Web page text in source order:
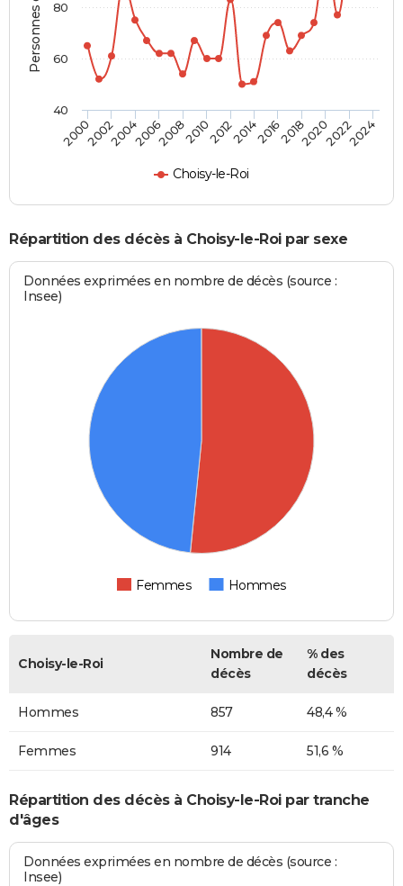
Choisy-le-Roi
2000200220042006200820102012201420162018202020222024
40
60
80
Répartition des décès à Choisy-le-Roi par sexe
Données exprimées en nombre de décès (source :
Insee)
Femmes Hommes
Choisy-le-Roi
Nombre de
décès
% des
décès
Hommes 857 48,4 %
Femmes 914 51,6 %
Répartition des décès à Choisy-le-Roi par tranche
d'âges
Données exprimées en nombre de décès (source :
Insee)